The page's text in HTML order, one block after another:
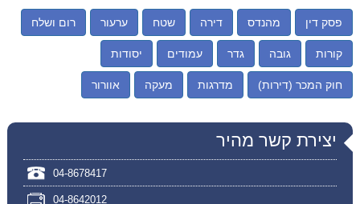
פסק דין מהנדס דירה שטח ערעור רום ושלח
קורות גובה גדר עמודים יסודות
חוק המכר (דירות) מדרגות מעקה אוורור
יצירת קשר מהיר
04-8678417
04-8642012